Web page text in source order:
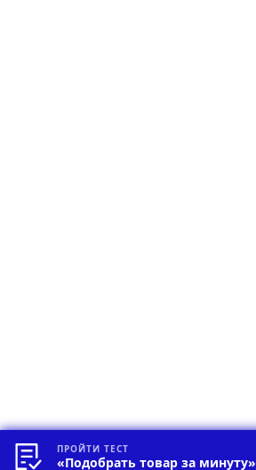
ПРОЙТИ ТЕСТ
«Подобрать товар за минуту»